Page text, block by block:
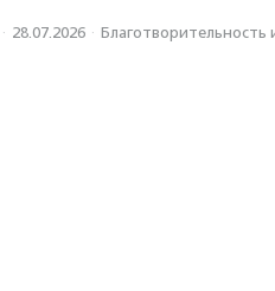
· 28.07.2026 · Благотвори­тель­ность